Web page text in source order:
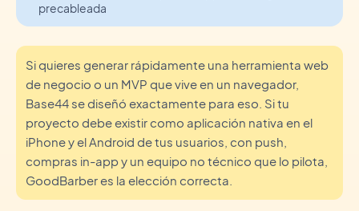
precableada
Si quieres generar rápidamente una herramienta web
de negocio o un MVP que vive en un navegador,
Base44 se diseñó exactamente para eso. Si tu
proyecto debe existir como aplicación nativa en el
iPhone y el Android de tus usuarios, con push,
compras in-app y un equipo no técnico que lo pilota,
GoodBarber es la elección correcta.